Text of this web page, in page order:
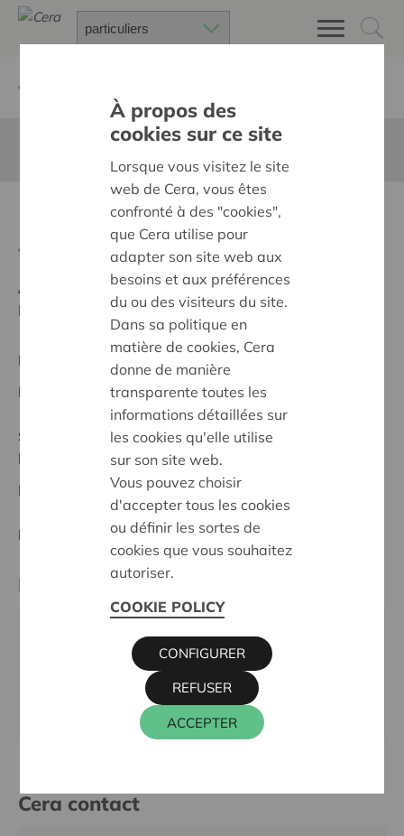
Inloophuis Dementie
Ambition:
Une société solidaire et respectueuse, sans
barrières
Projet régional
Date de début:03/02/2025
Statut:
Herentals - Heist o/d Berg
Date de décision:03/02/2025
Décision: Approuvé
Partenaire
AZ Herentals, Nederrij 133, 2200 HERENTALS
014246111
directiesecretariaat@azherentals.be
www.azherentals.be/over-az-herentals
Cera contact
À propos des
cookies sur ce site
Lorsque vous visitez le site
web de Cera, vous êtes
confronté à des "cookies",
que Cera utilise pour
adapter son site web aux
besoins et aux préférences
du ou des visiteurs du site.
Dans sa politique en
matière de cookies, Cera
donne de manière
transparente toutes les
informations détaillées sur
les cookies qu'elle utilise
sur son site web.
Vous pouvez choisir
d'accepter tous les cookies
ou définir les sortes de
cookies que vous souhaitez
autoriser.
COOKIE POLICY
ACCEPTER
REFUSER
CONFIGURER